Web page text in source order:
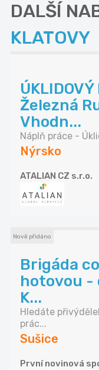
DALŠÍ
KLATOVY
Železná
Vhodn...
Náplň práce -
Nýrsko
ATALIAN CZ s.r.o.
Nově přidáno
Brigáda
hotovou -
K...
Hledáte
prác...
Sušice
První novinová